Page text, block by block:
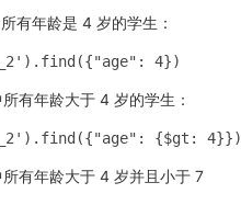
有年龄是 4 岁的学生：
4})
有年龄大于 4 岁的学生：
{$gt: 4}})
所有年龄大于 4 岁并且小于 7